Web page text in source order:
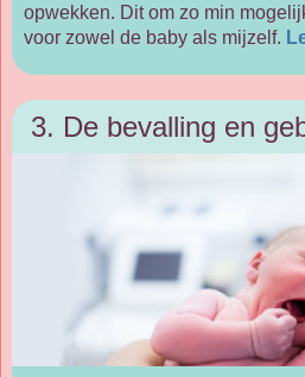
opwekken. Dit om zo min
voor zowel de baby als mijzelf.
3. De bevalling en